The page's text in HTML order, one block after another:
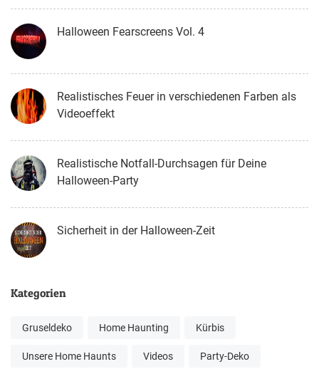
Halloween Fearscreens Vol. 4
Realistisches Feuer in verschiedenen Farben als
Videoeffekt
Realistische Notfall-Durchsagen für Deine
Halloween-Party
Sicherheit in der Halloween-Zeit
Kategorien
Gruseldeko Home Haunting Kürbis
Unsere Home Haunts Videos Party-Deko